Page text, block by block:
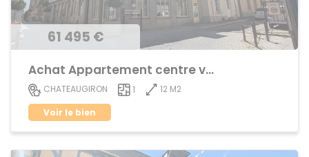
61 495 €
Achat Appartement centre ville
CHATEAUGIRON 1
12 M2
Voir le bien